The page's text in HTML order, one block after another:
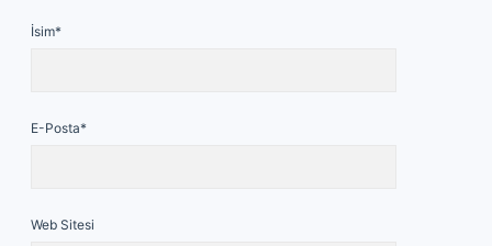
İsim*
E-Posta*
Web Sitesi